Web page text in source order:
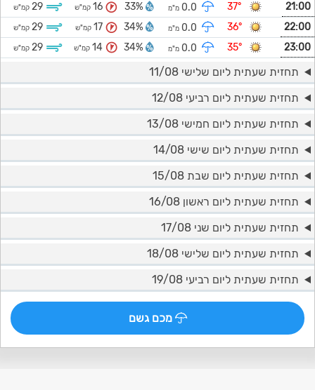
21:00
37° מ"מ 33%
16 קמ"ש 29 קמ"ש
22:00
36° מ"מ 34%
17 קמ"ש 29 קמ"ש
23:00
35° מ"מ 34%
14 קמ"ש 29 קמ"ש
תחזית שעתית ליום שלישי 11/08
תחזית שעתית ליום רביעי 12/08
תחזית שעתית ליום חמישי 13/08
תחזית שעתית ליום שישי 14/08
תחזית שעתית ליום שבת 15/08
תחזית שעתית ליום ראשון 16/08
תחזית שעתית ליום שני 17/08
תחזית שעתית ליום שלישי 18/08
תחזית שעתית ליום רביעי 19/08
מכם גשם